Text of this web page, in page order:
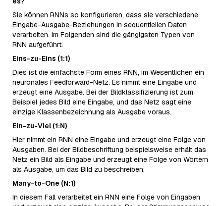
Sie können RNNs so konfigurieren, dass sie verschiedene
Eingabe-Ausgabe-Beziehungen in sequentiellen Daten
verarbeiten. Im Folgenden sind die gängigsten Typen von
RNN aufgeführt.
Eins-zu-Eins (1:1)
Dies ist die einfachste Form eines RNN, im Wesentlichen ein
neuronales Feedforward-Netz. Es nimmt eine Eingabe und
erzeugt eine Ausgabe. Bei der Bildklassifizierung ist zum
Beispiel jedes Bild eine Eingabe, und das Netz sagt eine
einzige Klassenbezeichnung als Ausgabe voraus.
Ein-zu-Viel (1:N)
Hier nimmt ein RNN eine Eingabe und erzeugt eine Folge von
Ausgaben. Bei der Bildbeschriftung beispielsweise erhält das
Netz ein Bild als Eingabe und erzeugt eine Folge von Wörtern
als Ausgabe, um das Bild zu beschreiben.
Many-to-One (N:1)
In diesem Fall verarbeitet ein RNN eine Folge von Eingaben